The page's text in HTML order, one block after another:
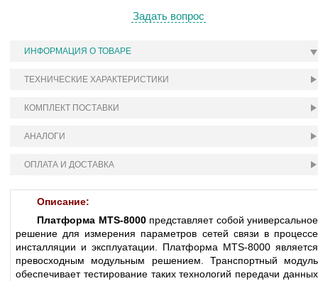
Задать вопрос
ИНФОРМАЦИЯ О ТОВАРЕ
ТЕХНИЧЕСКИЕ ХАРАКТЕРИСТИКИ
КОМПЛЕКТ ПОСТАВКИ
АНАЛОГИ
ОПЛАТА И ДОСТАВКА
Описание:
Платформа MTS-8000представляет собой универсальное
решение для измерения параметров сетей связи в процессе
инсталляции и эксплуатации. Платформа MTS-8000 является
превосходным модульным решением. Транспортный модуль
обеспечивает тестирование таких технологий передачи данных